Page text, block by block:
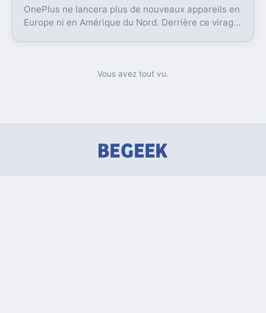
OnePlus ne lancera plus de nouveaux appareils en
Europe ni en Amérique du Nord. Derrière ce virage,
Vous avez tout vu.